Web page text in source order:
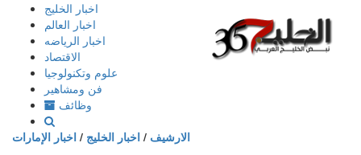
إذهب
المحتوى
اخبار الخليج
اخبار العالم
اخبار الرياضه
الاقتصاد
علوم وتكنولوجيا
فن ومشاهير
وظائف
الارشيف / اخبار الخليج / اخبار الإمارات